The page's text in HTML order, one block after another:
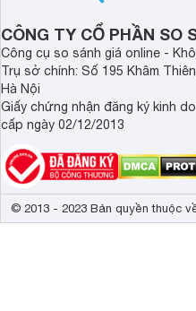
3. Nồi cơm điện cơ Tiger
Một sản phẩm nữa mà các
650W, phù hợp với những
Sản phẩm này hiện có mức
Trên đây là danhsáchcác
vượt trội, thiết kế tinh tế,
những bữa cơm thơm
CÔNG TY CỔ PHẦN SO
Công cụ so sánh giá online -
Trụ sở chính: Số 195 Khâm
Hà Nội
Giấy chứng nhận đăng ký kinh
cấp ngày 02/12/2013
© 2013 - 2023 Bản quyền thuộc